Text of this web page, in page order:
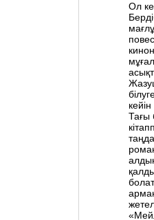
Ол
Тағы